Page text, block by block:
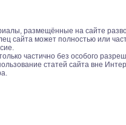
размещённые на сайте
сайта может полностью или
частично без особого
статей сайта вне